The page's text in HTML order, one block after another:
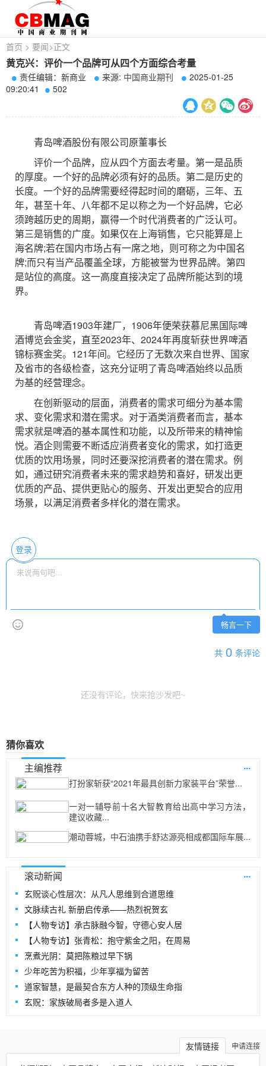
首页 > 要闻>正文
黄克兴：评价一个品牌可从四个方面综合考量
责任编辑：新商业 来源: 中国商业期刊
2025-01-25
09:20:41
502
青岛啤酒股份有限公司原董事长
评价一个品牌，应从四个方面去考量。第一是品质
的厚度。一个好的品牌必须有好的品质。第二是历史的
长度。一个好的品牌需要经得起时间的磨砺，三年、五
年，甚至十年、八年都不足以称之为一个好品牌，它必
须跨越历史的周期，赢得一个时代消费者的广泛认可。
第三是销售的广度。如果仅在上海销售，它只能算是上
海名牌;若在国内市场占有一席之地，则可称之为中国名
牌;而只有当产品覆盖全球，方能被誉为世界品牌。第四
是站位的高度。这一高度直接决定了品牌所能达到的境
界。
青岛啤酒1903年建厂，1906年便荣获慕尼黑国际啤
酒博览会金奖，直至2023年、2024年再度斩获世界啤酒
锦标赛金奖。121年间。它经历了无数次来自世界、国家
及省市的各级检查，这充分证明了青岛啤酒始终以品质
为基的经营理念。
在创新驱动的层面，消费者的需求可细分为基本需
求、变化需求和潜在需求。对于酒类消费者而言，基本
需求就是啤酒的基本属性和功能，以及所带来的精神愉
悦。酒企则需要不断适应消费者变化的需求，如打造更
优质的饮用场景，同时还要深挖消费者的潜在需求。例
如，通过研究消费者未来的需求趋势和喜好，研发出更
优质的产品、提供更贴心的服务、开发出更契合的应用
场景，以满足消费者多样化的潜在需求。
登录
畅言一下
共 0 条评论
还没有评论，快来抢沙发吧~
猜你喜欢
主编推荐
...
打扮家斩获“2021年最具创新力家装平台”荣誉...
一对一辅导前十名大智教育给出高中学习方法，
建议收藏...
潮动蓉城，中石油携手舒达源亮相成都国际车展...
滚动新闻 ...
玄贶谈心性层次：从凡人思维到合道思维
文脉续古礼 新册启传承——热烈祝贺玄
【人物专访】承古脉融今智，守德心安人居
【人物专访】张青松：抱守紫金之阳，在周易
烹煮光阴：莫把陈粮过早下锅
少年吃苦为积福，少年享福为留苦
道家智慧，是最契合东方人种的顶级生命指
玄贶：家族破局者多是入道人
申请连接
友情链接